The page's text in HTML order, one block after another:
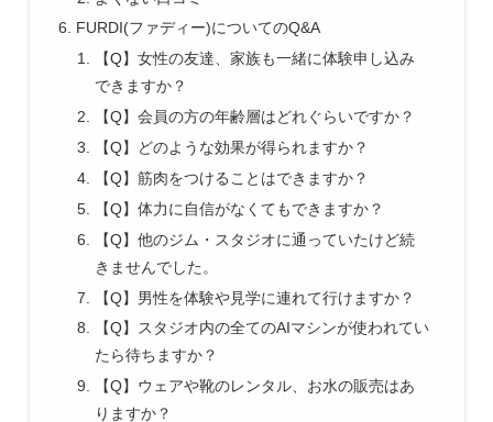
FURDI(ファディー)についてのQ&A
【Q】女性の友達、家族も一緒に体験申し込み
できますか？
【Q】会員の方の年齢層はどれぐらいですか？
【Q】どのような効果が得られますか？
【Q】筋肉をつけることはできますか？
【Q】体力に自信がなくてもできますか？
【Q】他のジム・スタジオに通っていたけど続
きませんでした。
【Q】男性を体験や見学に連れて行けますか？
【Q】スタジオ内の全てのAIマシンが使われてい
たら待ちますか？
【Q】ウェアや靴のレンタル、お水の販売はあ
りますか？